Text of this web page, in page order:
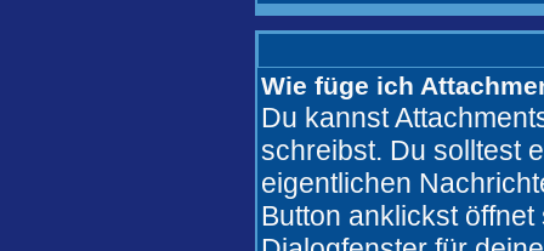
Wie füge ich
Du kannst
schreibst. Du solltest
eigentlichen
Button anklickst